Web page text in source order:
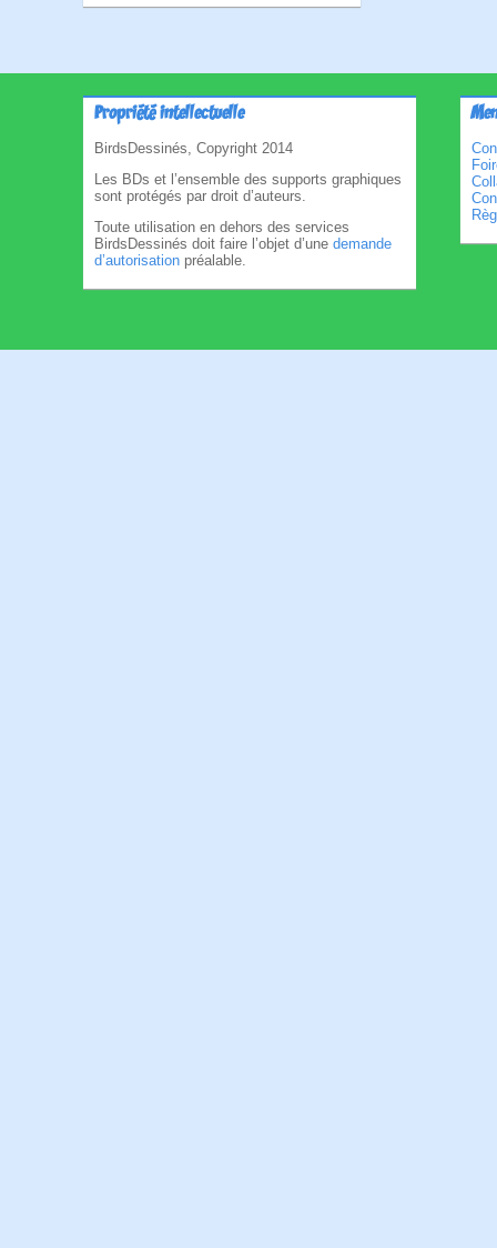
Propriété intellectuelle
BirdsDessinés, Copyright 2014
Les BDs et l’ensemble des supports graphiques
sont protégés par droit d’auteurs.
Toute utilisation en dehors des services
BirdsDessinés doit faire l’objet d’une demande
d’autorisation préalable.